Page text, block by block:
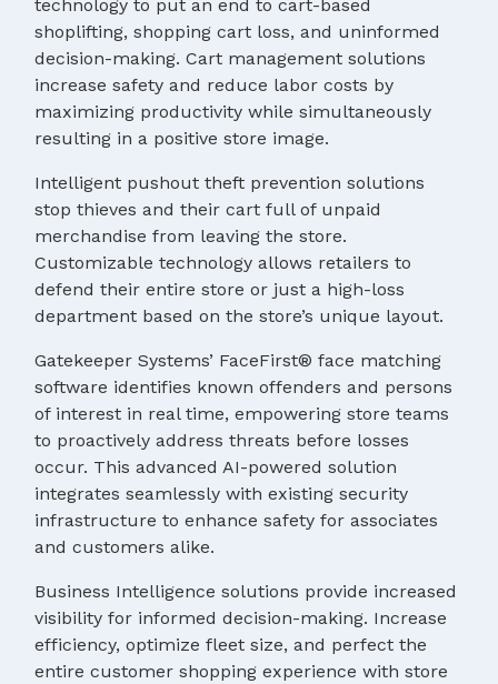
technology to put an end to cart-based
shoplifting, shopping cart loss, and uninformed
decision-making. Cart management solutions
increase safety and reduce labor costs by
maximizing productivity while simultaneously
resulting in a positive store image.
Intelligent pushout theft prevention solutions
stop thieves and their cart full of unpaid
merchandise from leaving the store.
Customizable technology allows retailers to
defend their entire store or just a high-loss
department based on the store’s unique layout.
Gatekeeper Systems’ FaceFirst® face matching
software identifies known offenders and persons
of interest in real time, empowering store teams
to proactively address threats before losses
occur. This advanced AI-powered solution
integrates seamlessly with existing security
infrastructure to enhance safety for associates
and customers alike.
Business Intelligence solutions provide increased
visibility for informed decision-making. Increase
efficiency, optimize fleet size, and perfect the
entire customer shopping experience with store